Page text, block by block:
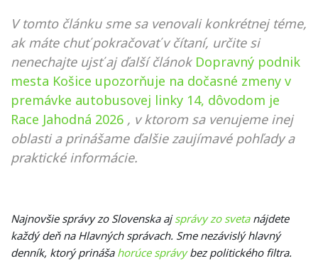
V tomto článku sme sa venovali konkrétnej téme,
ak máte chuť pokračovať v čítaní, určite si
nenechajte ujsť aj ďalší článok Dopravný podnik
mesta Košice upozorňuje na dočasné zmeny v
premávke autobusovej linky 14, dôvodom je
Race Jahodná 2026 , v ktorom sa venujeme inej
oblasti a prinášame ďalšie zaujímavé pohľady a
praktické informácie.
Najnovšie správy zo Slovenska ajsprávy zo svetanájdete
každý deň na Hlavných správach. Sme nezávislý hlavný
denník, ktorý prináša horúce správybez politického filtra.